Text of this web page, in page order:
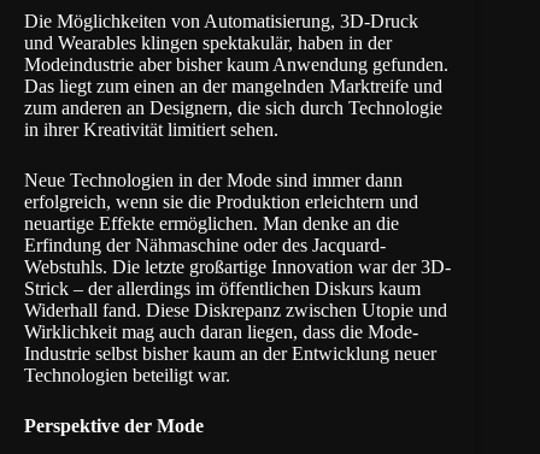
Die Möglichkeiten von Automatisierung, 3D-Druck
und Wearables klingen spektakulär, haben in der
Modeindustrie aber bisher kaum Anwendung gefunden.
Das liegt zum einen an der mangelnden Marktreife und
zum anderen an Designern, die sich durch Technologie
in ihrer Kreativität limitiert sehen.
Neue Technologien in der Mode sind immer dann
erfolgreich, wenn sie die Produktion erleichtern und
neuartige Effekte ermöglichen. Man denke an die
Erfindung der Nähmaschine oder des Jacquard-
Webstuhls. Die letzte großartige Innovation war der 3D-
Strick – der allerdings im öffentlichen Diskurs kaum
Widerhall fand. Diese Diskrepanz zwischen Utopie und
Wirklichkeit mag auch daran liegen, dass die Mode-
Industrie selbst bisher kaum an der Entwicklung neuer
Technologien beteiligt war.
Perspektive der Mode